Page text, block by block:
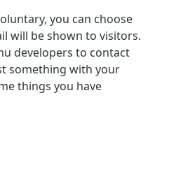
you can choose
will be shown to visitors.
developers to contact
something with your
things you have